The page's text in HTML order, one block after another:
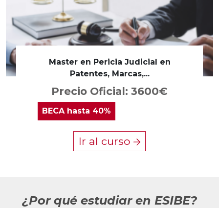
Master en Pericia Judicial en
Patentes, Marcas,...
Precio Oficial: 3600€
BECA hasta 40%
Ir al curso
¿Por qué estudiar en ESIBE?